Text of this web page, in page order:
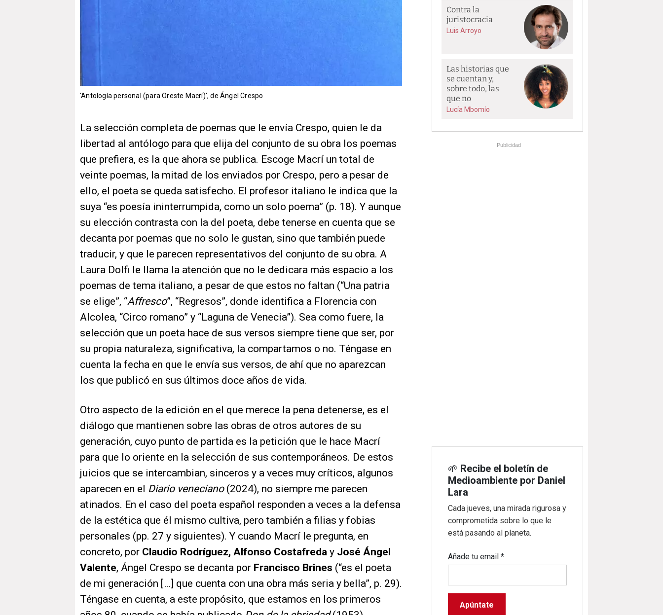
'Antología personal (para Oreste Macrí)', de Ángel Crespo
La selección completa de poemas que le envía Crespo, quien le da
libertad al antólogo para que elija del conjunto de su obra los poemas
que prefiera, es la que ahora se publica. Escoge Macrí un total de
veinte poemas, la mitad de los enviados por Crespo, pero a pesar de
ello, el poeta se queda satisfecho. El profesor italiano le indica que la
suya “es poesía ininterrumpida, como un solo poema” (p. 18). Y aunque
su elección contrasta con la del poeta, debe tenerse en cuenta que se
decanta por poemas que no solo le gustan, sino que también puede
traducir, y que le parecen representativos del conjunto de su obra. A
Laura Dolfi le llama la atención que no le dedicara más espacio a los
poemas de tema italiano, a pesar de que estos no faltan (“Una patria
se elige”, “Affresco”, “Regresos”, donde identifica a Florencia con
Alcolea, “Circo romano” y “Laguna de Venecia”). Sea como fuere, la
selección que un poeta hace de sus versos siempre tiene que ser, por
su propia naturaleza, significativa, la compartamos o no. Téngase en
cuenta la fecha en que le envía sus versos, de ahí que no aparezcan
los que publicó en sus últimos doce años de vida.
Otro aspecto de la edición en el que merece la pena detenerse, es el
diálogo que mantienen sobre las obras de otros autores de su
generación, cuyo punto de partida es la petición que le hace Macrí
para que lo oriente en la selección de sus contemporáneos. De estos
juicios que se intercambian, sinceros y a veces muy críticos, algunos
aparecen en el Diario veneciano(2024), no siempre me parecen
atinados. En el caso del poeta español responden a veces a la defensa
de la estética que él mismo cultiva, pero también a filias y fobias
personales (pp. 27 y siguientes). Y cuando Macrí le pregunta, en
concreto, por Claudio Rodríguez, Alfonso Costafreda y José Ángel
Valente, Ángel Crespo se decanta por Francisco Brines (“es el poeta
de mi generación […] que cuenta con una obra más seria y bella”, p. 29).
Téngase en cuenta, a este propósito, que estamos en los primeros
Contra la
juristocracia
Luis Arroyo
Las historias que
se cuentan y,
sobre todo, las
que no
Lucía Mbomío
Publicidad
🌱 Recibe el boletín de
Medioambiente por Daniel
Lara
Cada jueves, una mirada rigurosa y
comprometida sobre lo que le
está pasando al planeta.
Añade tu email*